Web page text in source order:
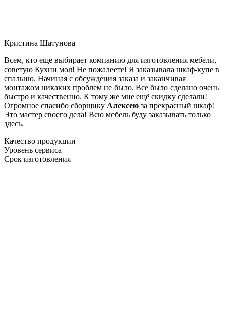
Кристина Шатунова
Всем, кто еще выбирает компанию для изготовления мебели,
советую Кухни мол! Не пожалеете! Я заказывала шкаф-купе в
спальню. Начиная с обсуждения заказа и заканчивая
монтажом никаких проблем не было. Все было сделано очень
быстро и качественно. К тому же мне ещё скидку сделали!
Огромное спасибо сборщику Алексею за прекрасный шкаф!
Это мастер своего дела! Всю мебель буду заказывать только
здесь.
Качество продукции
Уровень сервиса
Срок изготовления